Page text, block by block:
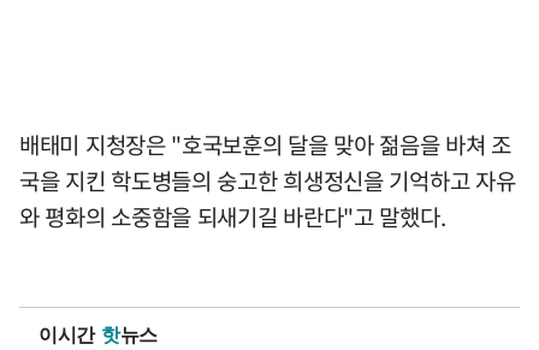
배태미 지청장은 "호국보훈의 달을 맞아 젊음을 바쳐 조
국을 지킨 학도병들의 숭고한 희생정신을 기억하고 자유
와 평화의 소중함을 되새기길 바란다"고 말했다.
이시간 핫뉴스